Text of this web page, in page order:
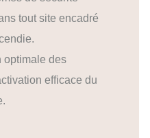
tout site encadré
optimale des
efficace du